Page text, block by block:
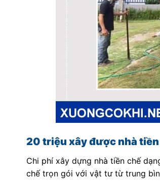
20 triệu xây được nhà
Chi phí xây dựng nhà tiền chế
chế trọn gói với vật tư từ trung